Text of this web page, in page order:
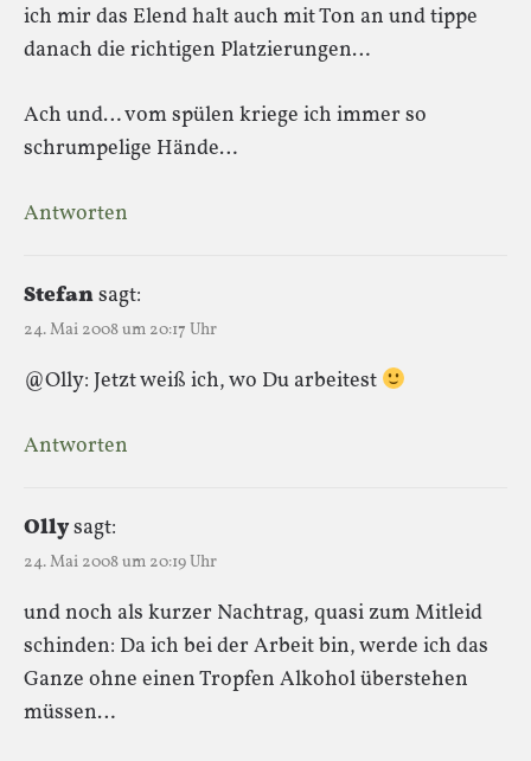
ich mir das Elend halt auch mit Ton an und tippe
danach die richtigen Platzierungen…
Ach und… vom spülen kriege ich immer so
schrumpelige Hände…
Antworten
Stefansagt:
24. Mai 2008 um 20:17 Uhr
@Olly: Jetzt weiß ich, wo Du arbeitest
Antworten
Ollysagt:
24. Mai 2008 um 20:19 Uhr
und noch als kurzer Nachtrag, quasi zum Mitleid
schinden: Da ich bei der Arbeit bin, werde ich das
Ganze ohne einen Tropfen Alkohol überstehen
müssen…